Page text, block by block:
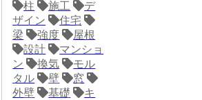
柱
施工
デ
ザイン
住宅
梁
強度
屋根
設計
マンショ
ン
換気
モル
タル
壁
窓
外壁
基礎
キ